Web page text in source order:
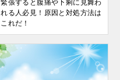
緊張すると腹痛や下痢に見舞わ
れる人必見！原因と対処方法は
これだ！